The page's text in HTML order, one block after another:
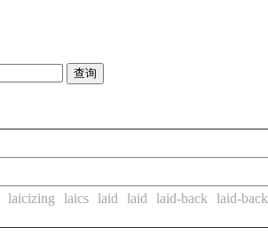
laicizing laics laid laid laid-back laid-back